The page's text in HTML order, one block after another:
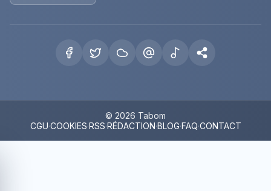
© 2026 Tabom
CGU·COOKIES·RSS·RÉDACTION·BLOG·FAQ·CONTACT